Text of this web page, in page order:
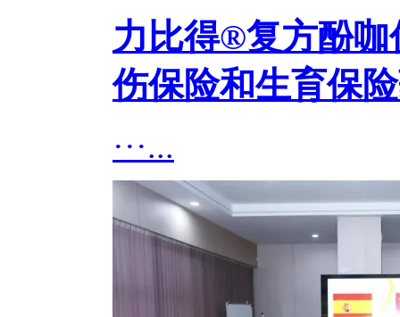
力比得®️复方酚咖
伤保险和生育保
···...